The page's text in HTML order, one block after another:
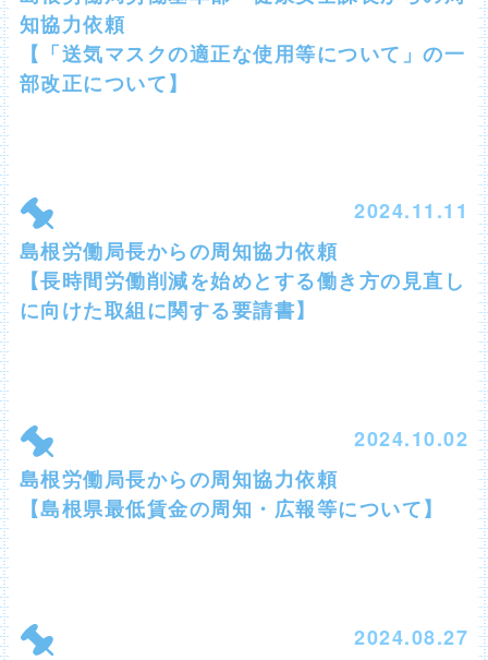
知協力依頼
【「送気マスクの適正な使用等について」の一
部改正について】
2024.11.11
島根労働局長からの周知協力依頼
【長時間労働削減を始めとする働き方の見直し
に向けた取組に関する要請書】
2024.10.02
島根労働局長からの周知協力依頼
【島根県最低賃金の周知・広報等について】
2024.08.27